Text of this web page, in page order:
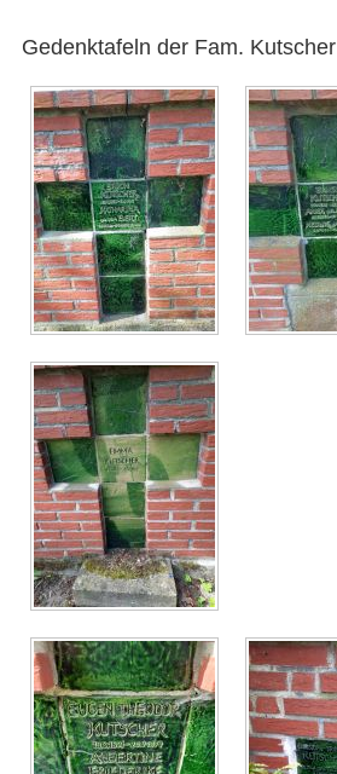
Gedenktafeln der Fam. Kutscher